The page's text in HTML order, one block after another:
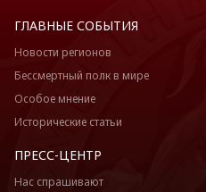
ГЛАВНЫЕ СОБЫТИЯ
Новости регионов
Бессмертный полк в мире
Особое мнение
Исторические статьи
ПРЕСС-ЦЕНТР
Нас спрашивают